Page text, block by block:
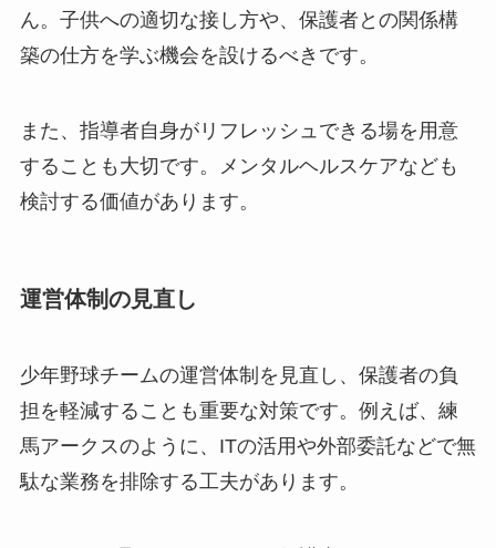
ん。子供への適切な接し方や、保護者との関係構
築の仕方を学ぶ機会を設けるべきです。
また、指導者自身がリフレッシュできる場を用意
することも大切です。メンタルヘルスケアなども
検討する価値があります。
運営体制の見直し
少年野球チームの運営体制を見直し、保護者の負
担を軽減することも重要な対策です。例えば、練
馬アークスのように、ITの活用や外部委託などで無
駄な業務を排除する工夫があります。